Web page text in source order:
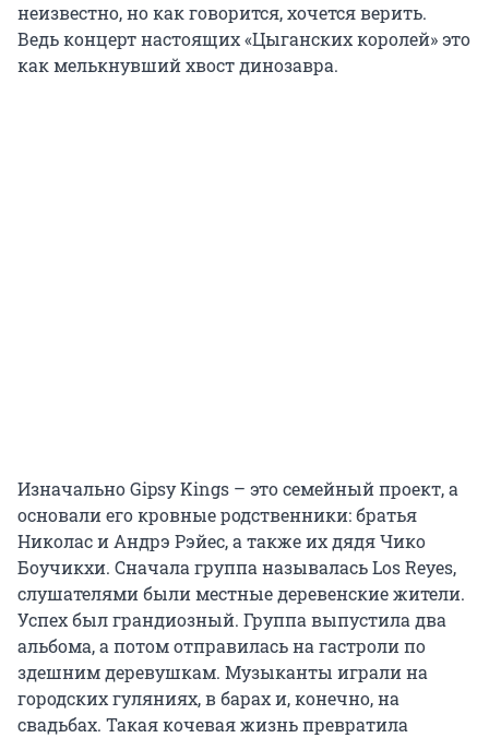
неизвестно, но как говорится, хочется верить.
Ведь концерт настоящих «Цыганских королей» это
как мелькнувший хвост динозавра.
Изначально Gipsy Kings – это семейный проект, а
основали его кровные родственники: братья
Николас и Андрэ Рэйес, а также их дядя Чико
Боучикхи. Сначала группа называлась Los Reyes,
слушателями были местные деревенские жители.
Успех был грандиозный. Группа выпустила два
альбома, а потом отправилась на гастроли по
здешним деревушкам. Музыканты играли на
городских гуляниях, в барах и, конечно, на
свадьбах. Такая кочевая жизнь превратила